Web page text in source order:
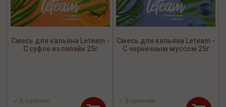
Смесь для кальяна Leteam -
С суфле из папайи 25г
✓ В наличии
Смесь для кальяна Leteam -
С черничным муссом 25г
✓ В наличии